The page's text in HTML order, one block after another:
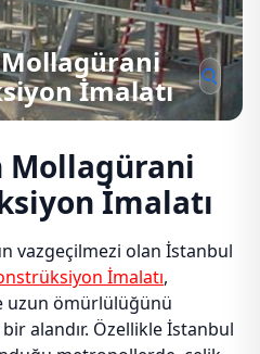
İmalatı
Mollagürani
İmalatı
vazgeçilmezi olan İstanbul
İmalatı,
uzun ömürlülüğünü
alandır. Özellikle İstanbul